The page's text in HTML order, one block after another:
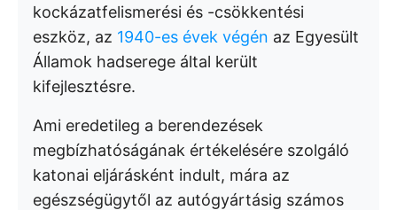
kockázatfelismerési és -csökkentési
eszköz, az 1940-es évek végén az Egyesült
Államok hadserege által került
kifejlesztésre.
Ami eredetileg a berendezések
megbízhatóságának értékelésére szolgáló
katonai eljárásként indult, mára az
egészségügytől az autógyártásig számos